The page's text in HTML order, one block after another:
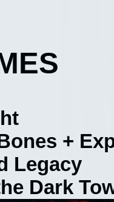
+
Legacy
Dark